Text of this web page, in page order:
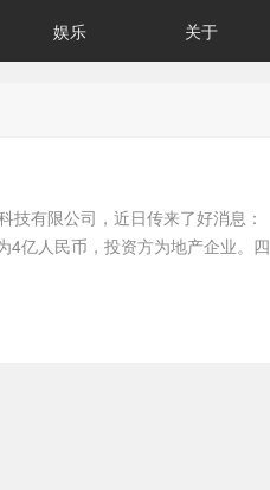
娱乐 关于
有限公司，近日传来了好消息：
4亿人民币，投资方为地产企业。四